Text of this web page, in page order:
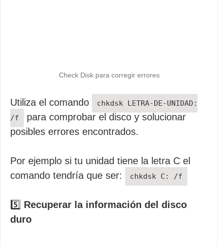
Check Disk para corregir errores
Utiliza el comando
chkdsk LETRA-DE-UNIDAD:
/f
para comprobar el disco y solucionar
posibles errores encontrados.
Por ejemplo si tu unidad tiene la letra C el
comando tendría que ser:
chkdsk C: /f
5️⃣ Recuperar la información del disco
duro